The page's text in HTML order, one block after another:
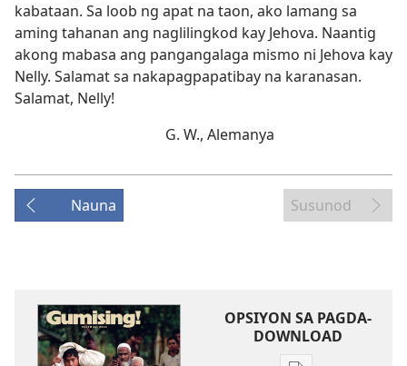
kabataan. Sa loob ng apat na taon, ako lamang sa
aming tahanan ang naglilingkod kay Jehova. Naantig
akong mabasa ang pangangalaga mismo ni Jehova kay
Nelly. Salamat sa nakapagpapatibay na karanasan.
Salamat, Nelly!
G. W., Alemanya
Nauna Susunod
OPSIYON SA PAGDA-
DOWNLOAD